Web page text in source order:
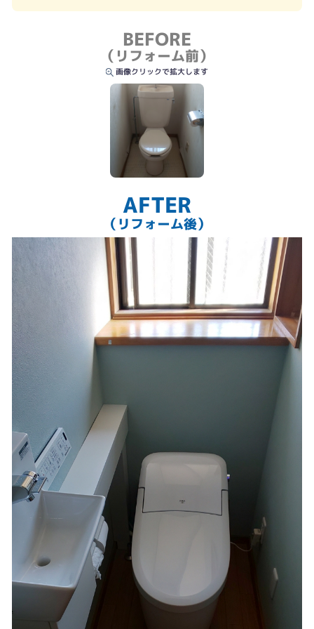
BEFORE
（リフォーム前）
画像クリックで拡大します
AFTER
（リフォーム後）